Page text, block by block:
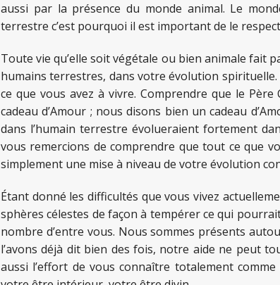
aussi par la présence du monde animal. Le
terrestre c’est pourquoi il est important de le
Toute vie qu’elle soit végétale ou bien animale fait
humains terrestres, dans votre évolution
ce que vous avez à vivre. Comprendre que le
cadeau d’Amour ; nous disons bien un cadeau
dans l’humain terrestre évolueraient fortement
vous remercions de comprendre que tout ce que
simplement une mise à niveau de votre évolution
Étant donné les difficultés que vous vivez
sphères célestes de façon à tempérer ce qui
nombre d’entre vous. Nous sommes présents
l’avons déjà dit bien des fois, notre aide ne peut
aussi l’effort de vous connaître totalement